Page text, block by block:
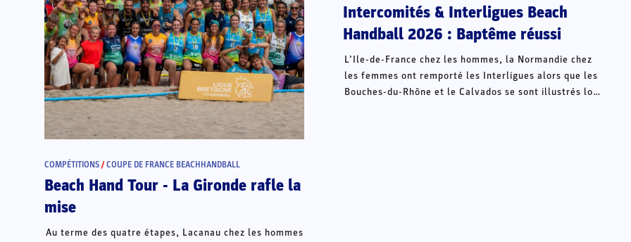
COMPÉTITIONS /COUPE DE FRANCE BEACHHANDBALL
Beach Hand Tour - La Gironde rafle la
mise
Au terme des quatre étapes, Lacanau chez les hommes
Intercomités & Interligues Beach
Handball 2026 : Baptême réussi
L’Ile-de-France chez les hommes, la Normandie chez
les femmes ont remporté les Interligues alors que les
Bouches-du-Rhône et le Calvados se sont illustrés lors